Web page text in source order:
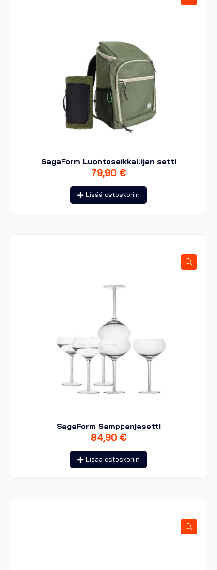
SagaForm Luontoseikkailijan setti
79,90 €
Lisää ostoskoriin
SagaForm Samppanjasetti
84,90 €
Lisää ostoskoriin